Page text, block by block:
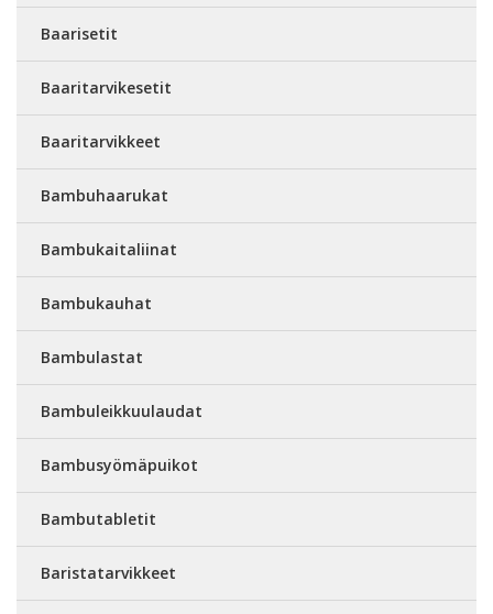
Baarisetit
Baaritarvikesetit
Baaritarvikkeet
Bambuhaarukat
Bambukaitaliinat
Bambukauhat
Bambulastat
Bambuleikkuulaudat
Bambusyömäpuikot
Bambutabletit
Baristatarvikkeet